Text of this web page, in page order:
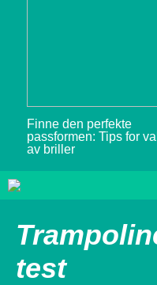
Finne den perfekte
passformen: Tips for
av briller
test